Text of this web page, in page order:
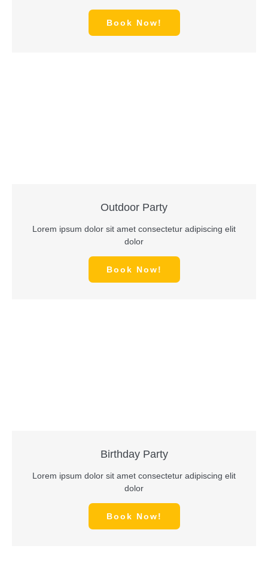
Book Now!
Outdoor Party
Lorem ipsum dolor sit amet consectetur adipiscing elit
dolor
Book Now!
Birthday Party
Lorem ipsum dolor sit amet consectetur adipiscing elit
dolor
Book Now!